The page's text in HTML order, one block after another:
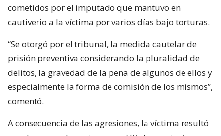
cometidos por el imputado que mantuvo en
cautiverio a la víctima por varios días bajo torturas.
“Se otorgó por el tribunal, la medida cautelar de
prisión preventiva considerando la pluralidad de
delitos, la gravedad de la pena de algunos de ellos y
especialmente la forma de comisión de los mismos”,
comentó.
A consecuencia de las agresiones, la víctima resultó